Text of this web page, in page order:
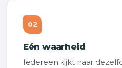
02
Eén waarheid
Iedereen kijkt naar